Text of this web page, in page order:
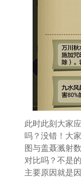
此时此刻大家
吗？没错！大
图与盖聂溅射
对比吗？不是
主要原因就是